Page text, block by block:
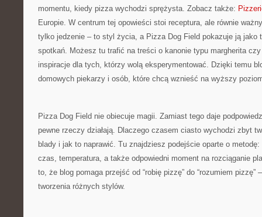
momentu, kiedy pizza wychodzi sprężysta. Zobacz także:
Europie. W centrum tej opowieści stoi receptura, ale równie
tylko jedzenie – to styl życia, a Pizza Dog Field pokazuje ją jako
spotkań. Możesz tu trafić na treści o kanonie typu margherita
inspiracje dla tych, którzy wolą eksperymentować. Dzięki temu
domowych piekarzy i osób, które chcą wznieść na wyższy
Pizza Dog Field nie obiecuje magii. Zamiast tego daje
pewne rzeczy działają. Dlaczego czasem ciasto wychodzi zbyt
blady i jak to naprawić. Tu znajdziesz podejście oparte o
czas, temperatura, a także odpowiedni moment na rozciąganie
to, że blog pomaga przejść od “robię pizzę” do “rozumiem pizzę”
tworzenia różnych stylów.